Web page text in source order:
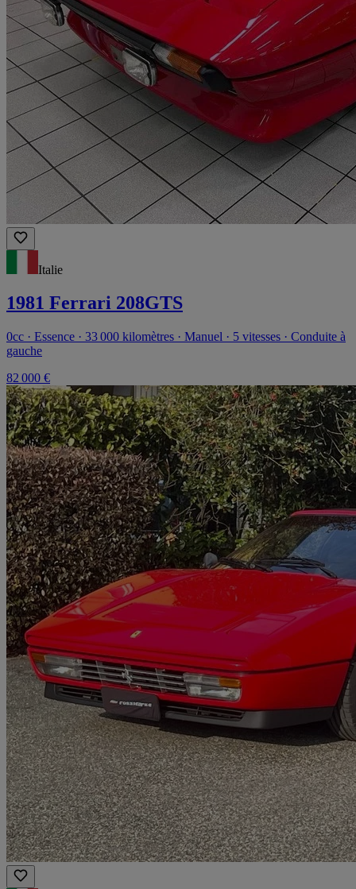
Italie
1981 Ferrari 208GTS
0cc · Essence · 33 000 kilomètres · Manuel · 5 vitesses · Conduite à
gauche
82 000 €